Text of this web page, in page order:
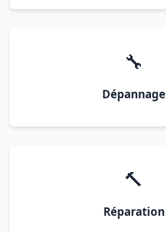
🔧
Dépannage
🔨
Réparation